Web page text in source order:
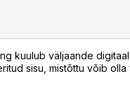
kuulub väljaande
sisu, mistõttu võib olla